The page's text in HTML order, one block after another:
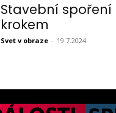
Stavební spoření
krokem
Svet v obraze - 19.7.2024